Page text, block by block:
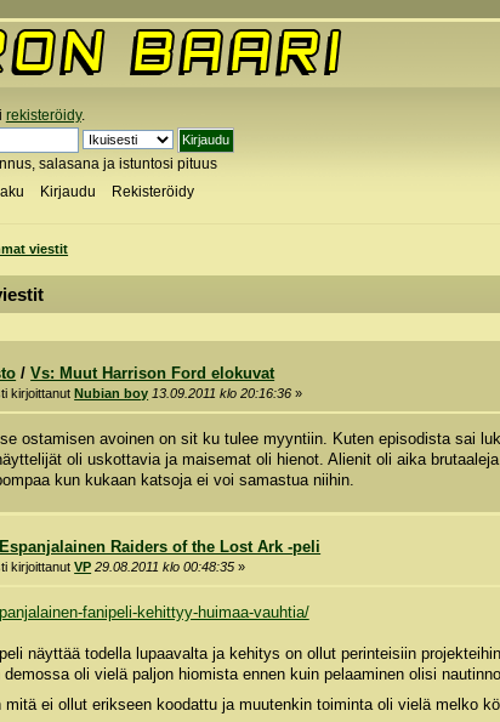
rekisteröidy.
salasana ja istuntosi pituus
Kirjaudu Rekisteröidy
viestit
/Vs: Muut Harrison Ford elokuvat
kirjoittanutNubian boy 13.09.2011 klo 20:16:36 »
ostamisen avoinen on sit ku tulee myyntiin. Kuten episodista sai
oli uskottavia ja maisemat oli hienot. Alienit oli aika
kun kukaan katsoja ei voi samastua niihin.
Espanjalainen Raiders of the Lost Ark -peli
kirjoittanutVP 29.08.2011 klo 00:48:35 »
fanipeli-kehittyy-huimaa-vauhtia/
näyttää todella lupaavalta ja kehitys on ollut perinteisiin
demossa oli vielä paljon hiomista ennen kuin pelaaminen olisi
ei ollut erikseen koodattu ja muutenkin toiminta oli vielä melko